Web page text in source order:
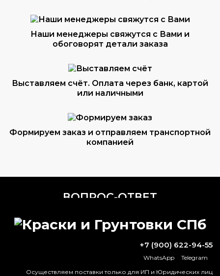
Наши менеджеры свяжутся с Вами и
обоговорят детали заказа
Выставляем счёт. Оплата через банк, картой
или наличными
Формируем заказ и отправляем транспортной
компанией
ВОПРОС-ОТВЕТ
Нужно ли шлифовать эпоксидный
грунт перед нанесением базы?
Как долго сохнет жаростойкая краска?
+7 (900) 622-94-55
WhatsApp
Telegram
Осуществляем поставки только для ИП и Юридических лиц